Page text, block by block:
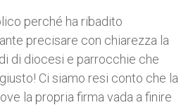
perché ha ribadito
precisare con chiarezza la
di diocesi e parrocchie che
Ci siamo resi conto che la
la propria firma vada a finire